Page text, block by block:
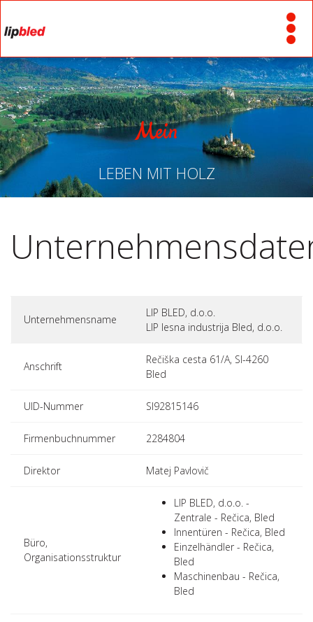
Mein
LEBEN MIT HOLZ
Unternehmensname
LIP BLED, d.o.o.
LIP lesna industrija Bled, d.o.o.
Anschrift
Rečiška cesta 61/A, SI-4260
Bled
UID-Nummer SI92815146
Firmenbuchnummer 2284804
Direktor Matej Pavlovič
Büro,
Organisationsstruktur
LIP BLED, d.o.o. -
Zentrale - Rečica, Bled
Innentüren - Rečica, Bled
Einzelhändler - Rečica,
Bled
Maschinenbau - Rečica,
Bled